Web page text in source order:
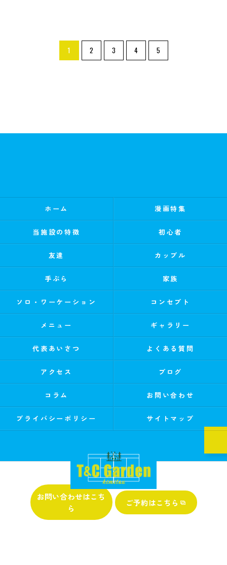
1 2 3 4 5
0439-32-1122
お問い合わせはこち
ら
ご予約はこちら
ホーム 漫画特集
当施設の特徴 初心者
友達 カップル
手ぶら 家族
ソロ・ワーケーション コンセプト
メニュー ギャラリー
代表あいさつ よくある質問
アクセス ブログ
コラム お問い合わせ
プライバシーポリシー サイトマップ
© 2026 千葉県君津市のキャンプならT&C Garden Kimitsu ALL RIGHTS RESERVED.